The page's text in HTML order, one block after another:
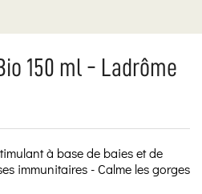
150 ml - Ladrôme
à base de baies et de
immunitaires - Calme les gorges